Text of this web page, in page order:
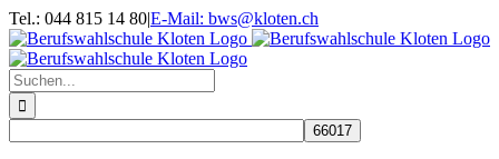
Zum
Inhalt
springen
Facebook
Tel.: 044 815 14 80|E-Mail: bws@kloten.ch
Suche
nach: